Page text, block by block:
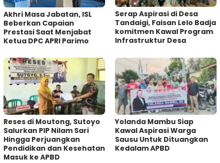
Akhri Masa Jabatan, ISL
Beberkan Capaian
Prestasi Saat Menjabat
Ketua DPC APRI Parimo
Serap Aspirasi di Desa
Tandaigi, Faisan Lelo Badja
komitmen Kawal Program
Infrastruktur Desa
Reses di Moutong, Sutoyo
Salurkan PIP Nilam Sari
Hingga Perjuangkan
Pendidikan dan Kesehatan
Masuk ke APBD
Yolanda Mambu Siap
Kawal Aspirasi Warga
Sausu Untuk Dituangkan
Kedalam APBD